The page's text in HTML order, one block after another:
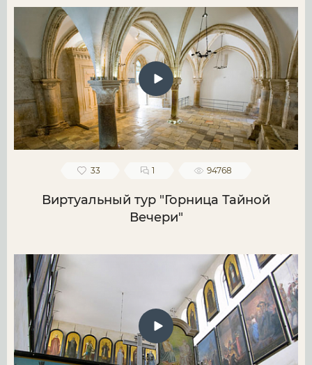
33 1 94768
Виртуальный тур "Горница Тайной
Вечери"